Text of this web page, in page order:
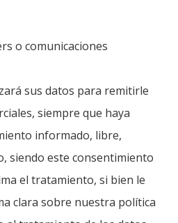
o comunicaciones
sus datos para remitirle
siempre que haya
informado, libre,
siendo este consentimiento
el tratamiento, si bien le
clara sobre nuestra política